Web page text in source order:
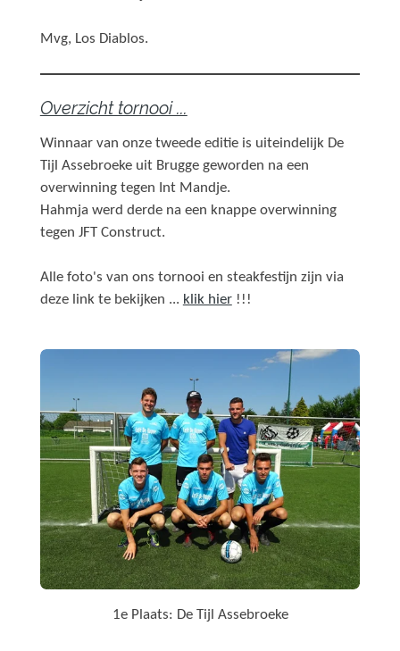
Mvg, Los Diablos.
Overzicht tornooi ...
Winnaar van onze tweede editie is uiteindelijk De
Tijl Assebroeke uit Brugge geworden na een
overwinning tegen Int Mandje.
Hahmja werd derde na een knappe overwinning
tegen JFT Construct.
Alle foto's van ons tornooi en steakfestijn zijn via
deze link te bekijken ... klik hier!!!
1e Plaats: De Tijl Assebroeke